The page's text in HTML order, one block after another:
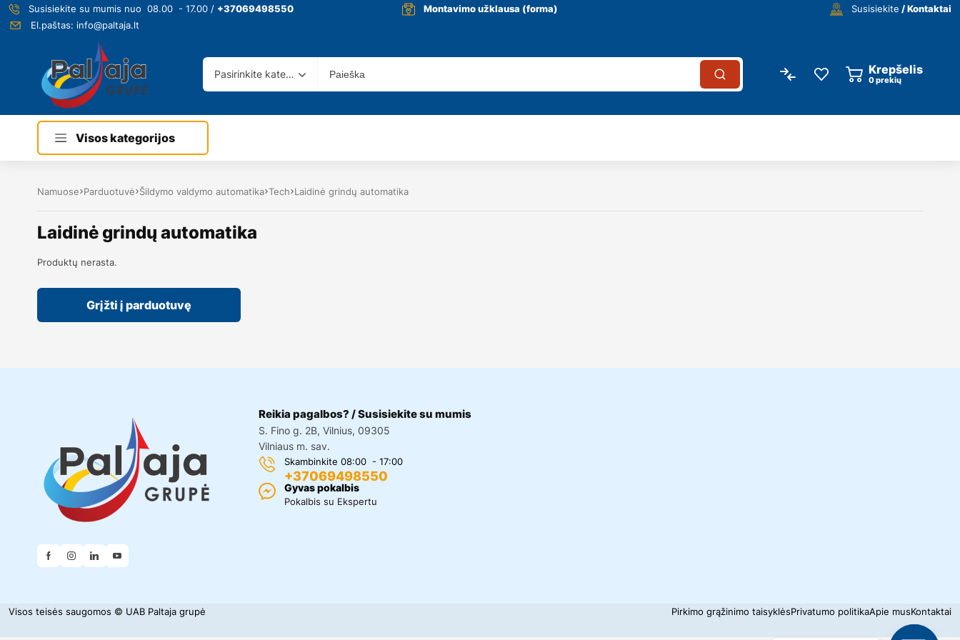
Susisiekite su mumis nuo 08.00 - 17.00 / +37069498550 Montavimo užklausa (forma) Susisiekite / Kontaktai
El.paštas: info@paltaja.lt
Pasirinkite kategoriją Krepšelis
0prekių
Visos kategorijos
Namuose Parduotuvė Šildymo valdymo automatika Tech Laidinė grindų automatika
Laidinė grindų automatika
Produktų nerasta.
Grįžti į parduotuvę
Reikia pagalbos? / Susisiekite su mumis
S. Fino g. 2B, Vilnius, 09305
Vilniaus m. sav.
Skambinkite 08:00 - 17:00
+37069498550
Gyvas pokalbis
Pokalbis su Ekspertu
Visos teisės saugomos © UAB Paltaja grupė Pirkimo grąžinimo taisyklėsPrivatumo politikaApie musKontaktai